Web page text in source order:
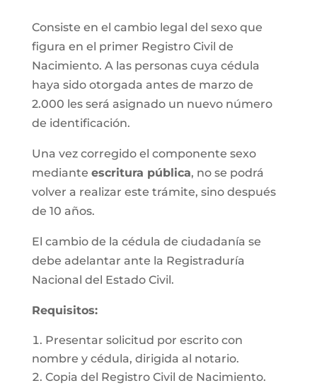
Consiste en el cambio legal del sexo que
figura en el primer Registro Civil de
Nacimiento. A las personas cuya cédula
haya sido otorgada antes de marzo de
2.000 les será asignado un nuevo número
de identificación.
Una vez corregido el componente sexo
mediante escritura pública, no se podrá
volver a realizar este trámite, sino después
de 10 años.
El cambio de la cédula de ciudadanía se
debe adelantar ante la Registraduría
Nacional del Estado Civil.
Requisitos:
Presentar solicitud por escrito con
nombre y cédula, dirigida al notario.
Copia del Registro Civil de Nacimiento.